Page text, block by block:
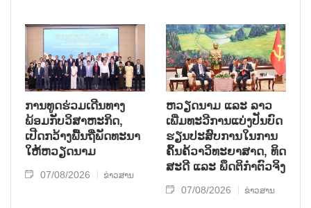
ການ​ທູດ​ຮ່ວມ​ເດີນ​ທາງ​
ພ້ອມກັບ​ວິ​ສາ​ຫະ​ກ​ິດ,
ເປີດກວ້າງ​ພື້ນ​ຖີ່​ພັດ​ທະ​ນາ​
ໃຫ້​ຫວຽດ​ນາມ
07/08/2026 ຂ່າວສານ
ຫວຽດ​ນາມ ແລະ ລາວ​
ເພີ່ມ​ທະ​ວີ​ການ​ແບ່​ງ​ປັນ​ບົດ​
ຮຽນ​ປະ​ສົບ​ການ​ໃນ​ການ​
ຄົ້ນ​ຄ້​ວາ​ວິ​ທະ​ຍາ​ສາດ, ທິດ​
ສະ​ດີ ແລະ ພຶດ​ຕິ​ກຳຕົວ​ຈິງ
07/08/2026 ຂ່າວສານ